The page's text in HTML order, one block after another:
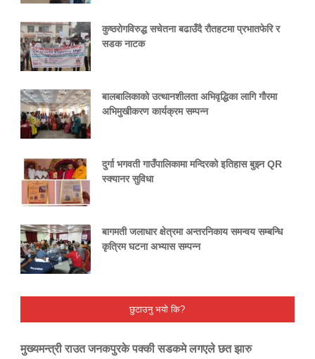
कुष्ठरोगविरुद्ध सचेतना बढाउँदै रौतहटमा प्रभातफेरि र
सडक नाटक
बालबालिकाको उत्थानशीलता अभिवृद्धिका लागि गौरमा
अभिमुखीकरण कार्यक्रम सम्पन्न
दुर्गा भगवती गाउँपालिकामा मन्दिरको इतिहास बुझ्न QR
स्क्यानर सुविधा
बागमती जलाधार क्षेत्रमा अन्तरनिकाय समन्वय सम्बन्धि
कृत्रिम घटना अभ्यास सम्पन्न
छुटाउनु भयो कि?
मुख्यमन्त्री राउत जनकपुरके पक्की सडकमे लगएले छत झारु